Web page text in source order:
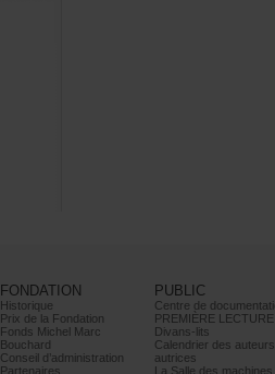
FONDATION
Historique
PrixdelaFondation
FondsMichelMarc
Bouchard
Conseild’administration
Partenaires
PUBLIC
PREMIÈRELECTURE
Divans-lits
autrices